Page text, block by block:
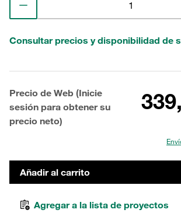
Consultar precios y disponibilidad de
Precio de Web (Inicie
sesión para obtener su
precio neto)
Añadir al carrito
Agregar a la lista de proyectos